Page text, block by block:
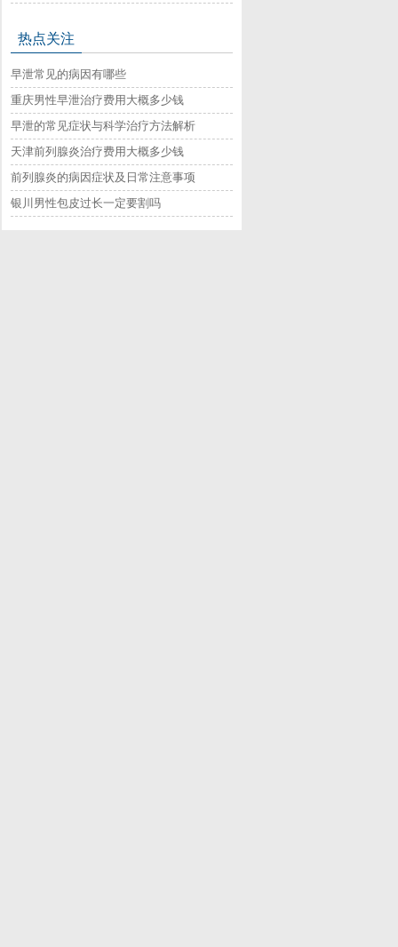
热点关注
早泄常见的病因有哪些
重庆男性早泄治疗费用大概多少钱
早泄的常见症状与科学治疗方法解析
天津前列腺炎治疗费用大概多少钱
前列腺炎的病因症状及日常注意事项
银川男性包皮过长一定要割吗